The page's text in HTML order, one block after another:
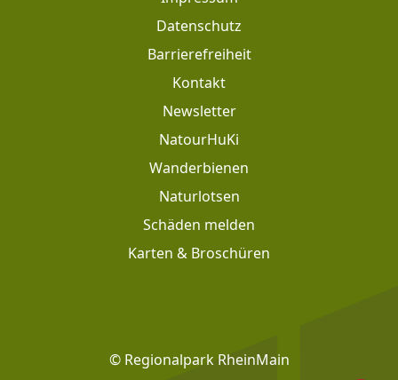
Footer: Meta Navigation
Datenschutz
Barrierefreiheit
Kontakt
Newsletter
NatourHuKi
Wanderbienen
Naturlotsen
Schäden melden
Karten & Broschüren
© Regionalpark RheinMain